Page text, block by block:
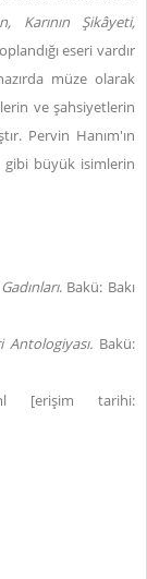
Karının Şikâyeti,
eseri vardır
müze olarak
ve şahsiyetlerin
Pervin Hanım'ın
gibi büyük isimlerin
. Bakü: Bakı
Antologiyası.Bakü:
[erişim tarihi: